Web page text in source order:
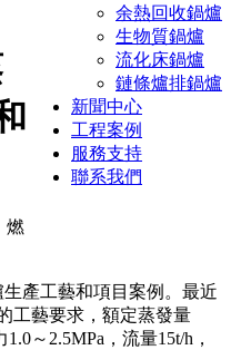
余熱回收鍋爐
生物質鍋爐
流化床鍋爐
鏈條爐排鍋爐
新聞中心
工程案例
服務支持
聯系我們
燃
產工藝和項目案例。最近
工藝要求，額定蒸發量
～2.5MPa，流量15t/h，